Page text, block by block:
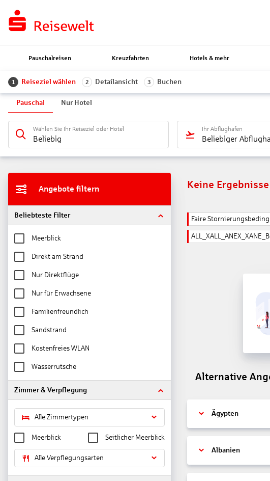
Pauschalreisen Kreuzfahrten Hotels & mehr
1 Reiseziel wählen 2 Detailansicht 3 Buchen
Pauschal Nur Hotel
Wählen Sie Ihr Reiseziel oder Hotel
Beliebig
Ihr Abflughafen
Beliebiger
Angebote filtern
Beliebteste Filter
Meerblick
Direkt am Strand
Nur Direktflüge
Nur für Erwachsene
Familienfreundlich
Sandstrand
Kostenfreies WLAN
Wasserrutsche
Zimmer & Verpflegung
Alle Zimmertypen
Meerblick Seitlicher Meerblick
Alle Verpflegungsarten
Keine Ergebnisse
Faire
Alternative
Ägypten
Albanien